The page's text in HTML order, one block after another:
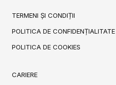
TERMENI ȘI CONDIȚII
POLITICA DE CONFIDENȚIALITATE
POLITICA DE COOKIES
CARIERE